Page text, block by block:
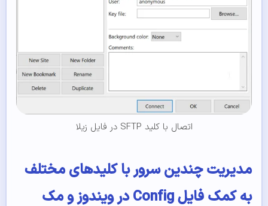
اتصال با کلید SFTP در فایل زیلا
مدیریت چندین سرور با کلیدهای مختلف
به کمک فایل Config در ویندوز و مک